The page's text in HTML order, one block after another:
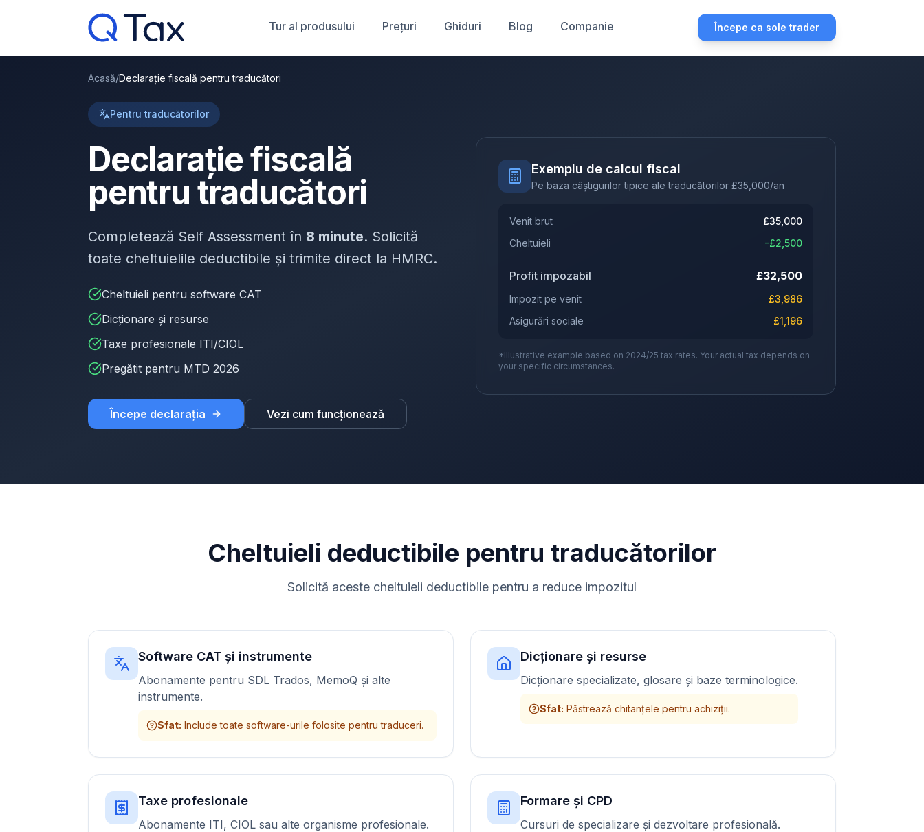
Tur al produsului Prețuri Ghiduri Blog Companie Începe ca sole trader
Acasă/Declarație fiscală pentru traducători
Pentru traducătorilor
Declarație fiscală
pentru traducători
Completează Self Assessment în 8 minute. Solicită
toate cheltuielile deductibile și trimite direct la HMRC.
Cheltuieli pentru software CAT
Dicționare și resurse
Taxe profesionale ITI/CIOL
Pregătit pentru MTD 2026
Începe declarația Vezi cum funcționează
Exemplu de calcul fiscal
Pe baza câștigurilor tipice ale traducătorilor £35,000/an
Venit brut £35,000
Cheltuieli
-£2,500
Profit impozabil £32,500
Impozit pe venit £3,986
Asigurări sociale
£1,196
*Illustrative example based on 2024/25 tax rates. Your actual tax depends on
your specific circumstances.
Cheltuieli deductibile pentru traducătorilor
Solicită aceste cheltuieli deductibile pentru a reduce impozitul
Software CAT și instrumente
Abonamente pentru SDL Trados, MemoQ și alte
instrumente.
Sfat: Include toate software-urile folosite pentru traduceri.
Dicționare și resurse
Dicționare specializate, glosare și baze terminologice.
Sfat: Păstrează chitanțele pentru achiziții.
Taxe profesionale
Abonamente ITI, CIOL sau alte organisme profesionale.
Formare și CPD
Cursuri de specializare și dezvoltare profesională.